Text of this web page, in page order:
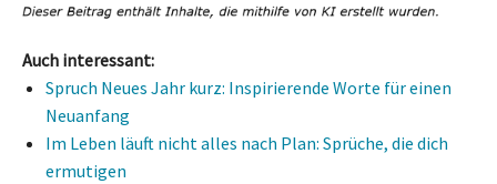
Auch interessant:
Spruch Neues Jahr kurz: Inspirierende Worte für einen
Neuanfang
Im Leben läuft nicht alles nach Plan: Sprüche, die dich
ermutigen